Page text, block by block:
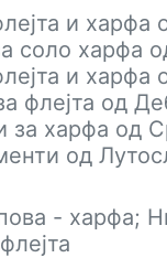
и харфа
соло харфа
и харфа
флејта од
за харфа од
од
- харфа;